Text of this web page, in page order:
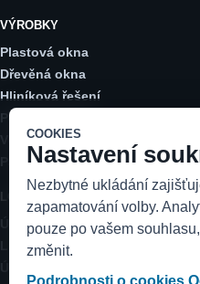
VÝROBKY
Plastová okna
Dřevěná okna
Hliníková řešení
Posuvné dveře
Vchodové dveře
Parapety a stínění
Ústecký kraj
Litoměřicko
COOKIES
Nastavení
Nezbytné ukládání
zapamatování volby.
pouze po vašem
změnit.
Podrobnosti o cookies